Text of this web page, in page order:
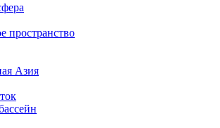
пространство
Азия